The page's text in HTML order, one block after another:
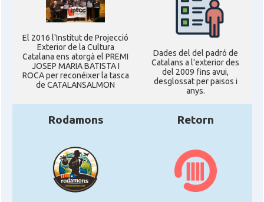
El 2016 l'Institut de Projecció
Exterior de la Cultura
Catalana ens atorgà el PREMI
JOSEP MARIA BATISTA I
ROCA per reconéixer la tasca
de CATALANSALMON
Dades del del padró de
Catalans a l'exterior des
del 2009 fins avui,
desglossat per paisos i
anys.
Rodamons Retorn